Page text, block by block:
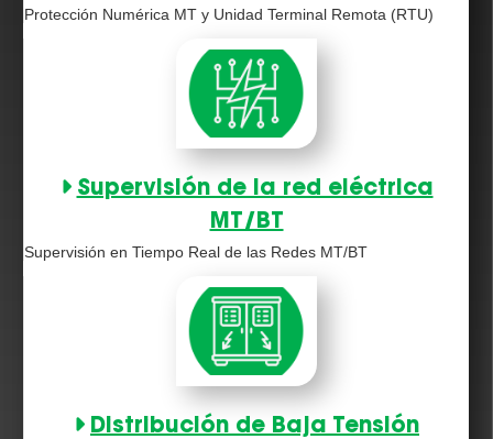
Protección Numérica MT y Unidad Terminal Remota (RTU)
Supervisión de la red eléctrica
MT/BT
Supervisión en Tiempo Real de las Redes MT/BT
Distribución de Baja Tensión